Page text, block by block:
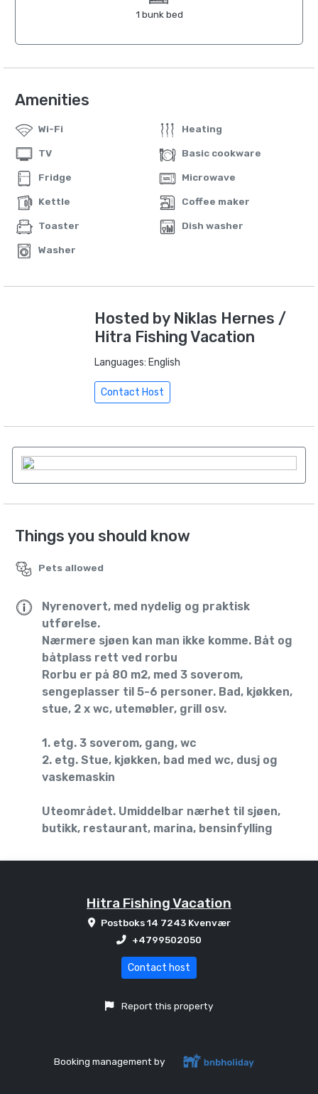
1 bunk bed
Amenities
Wi-Fi Heating
TV Basic cookware
Fridge Microwave
Kettle Coffee maker
Toaster Dish washer
Washer
Hosted by Niklas Hernes /
Hitra Fishing Vacation
Languages: English
Contact Host
Things you should know
Pets allowed
Nyrenovert, med nydelig og praktisk
utførelse.
Nærmere sjøen kan man ikke komme. Båt og
båtplass rett ved rorbu
Rorbu er på 80 m2, med 3 soverom,
sengeplasser til 5-6 personer. Bad, kjøkken,
stue, 2 x wc, utemøbler, grill osv.
1. etg. 3 soverom, gang, wc
2. etg. Stue, kjøkken, bad med wc, dusj og
vaskemaskin
Uteområdet. Umiddelbar nærhet til sjøen,
butikk, restaurant, marina, bensinfylling
Hitra Fishing Vacation
Postboks 14 7243 Kvenvær
+4799502050
Contact host
Report this property
Booking management by